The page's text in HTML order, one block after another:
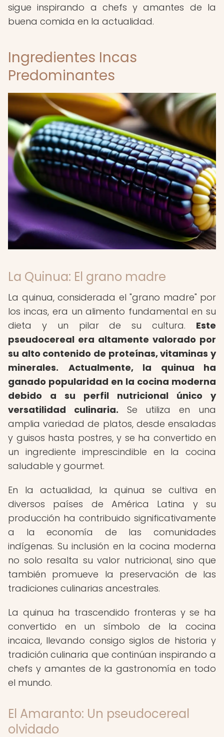
sigue inspirando a chefs y amantes de la
buena comida en la actualidad.
Ingredientes Incas
Predominantes
La Quinua: El grano madre
La quinua, considerada el "grano madre" por
los incas, era un alimento fundamental en su
dieta y un pilar de su cultura. Este
pseudocereal era altamente valorado por
su alto contenido de proteínas, vitaminas y
minerales.
Actualmente, la quinua ha
ganado popularidad en la cocina moderna
debido a su perfil nutricional único y
versatilidad culinaria. Se utiliza en una
amplia variedad de platos, desde ensaladas
y guisos hasta postres, y se ha convertido en
un ingrediente imprescindible en la cocina
saludable y gourmet.
En la actualidad, la quinua se cultiva en
diversos países de América Latina y su
producción ha contribuido significativamente
a la economía de las comunidades
indígenas. Su inclusión en la cocina moderna
no solo resalta su valor nutricional, sino que
también promueve la preservación de las
tradiciones culinarias ancestrales.
La quinua ha trascendido fronteras y se ha
convertido en un símbolo de la cocina
incaica, llevando consigo siglos de historia y
tradición culinaria que continúan inspirando a
chefs y amantes de la gastronomía en todo
el mundo.
El Amaranto: Un pseudocereal
olvidado